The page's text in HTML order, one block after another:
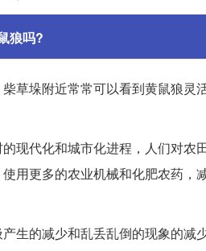
狼吗?
草垛附近常常可以看到黄鼠狼灵
现代化和城市化进程，人们对农
用更多的农业机械和化肥农药，
生的减少和乱丢乱倒的现象的减